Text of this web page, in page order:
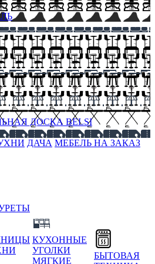
ДОСКА BELSI
ДАЧА МЕБЕЛЬ НА ЗАКАЗ
КУХОННЫЕ
УГОЛКИ
МЯГКИЕ
БЫТОВАЯ